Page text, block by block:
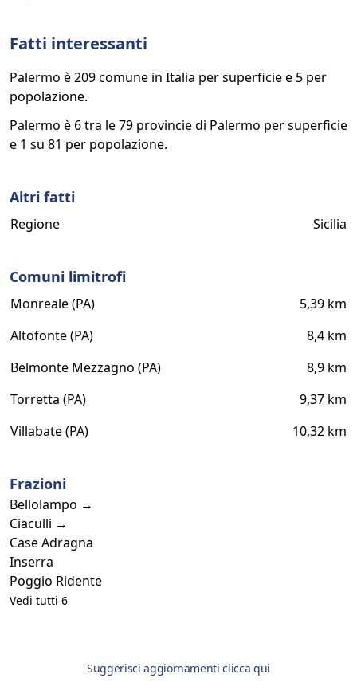
Fatti interessanti
Palermo è 209 comune in Italia per superficie e 5 per
popolazione.
Palermo è 6 tra le 79 provincie di Palermo per superficie
e 1 su 81 per popolazione.
Altri fatti
Regione Sicilia
Comuni limitrofi
Monreale (PA)
5,39 km
Altofonte (PA)
8,4 km
Belmonte Mezzagno (PA)
8,9 km
Torretta (PA)
9,37 km
Villabate (PA)
10,32 km
Frazioni
Bellolampo →
Ciaculli →
Case Adragna
Inserra
Poggio Ridente
Vedi tutti 6
Suggerisci aggiornamenti clicca qui